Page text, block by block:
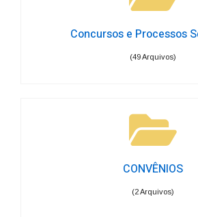
Concursos e Processos
(49 Arquivos)
CONVÊNIOS
(2 Arquivos)